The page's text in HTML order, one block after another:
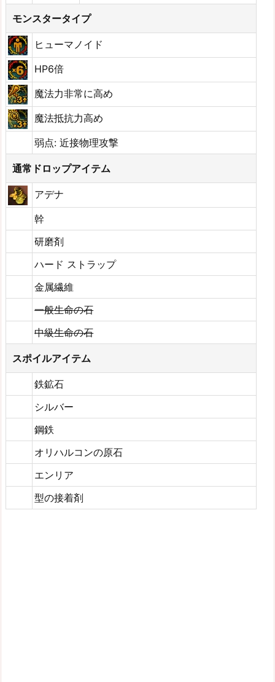
モンスタータイプ
ヒューマノイド
HP6倍
魔法力非常に高め
魔法抵抗力高め
弱点: 近接物理攻撃
通常ドロップアイテム
アデナ
幹
研磨剤
ハード ストラップ
金属繊維
一般生命の石
中級生命の石
スポイルアイテム
鉄鉱石
シルバー
鋼鉄
オリハルコンの原石
エンリア
型の接着剤